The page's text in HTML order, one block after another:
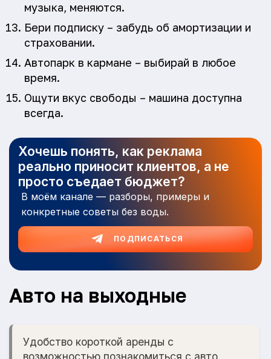
музыка, меняются.
Бери подписку – забудь об амортизации и
страховании.
Автопарк в кармане – выбирай в любое
время.
Ощути вкус свободы – машина доступна
всегда.
Хочешь понять, как реклама
реально приносит клиентов, а не
просто съедает бюджет?
В моём канале — разборы, примеры и
конкретные советы без воды.
ПОДПИСАТЬСЯ
Авто на выходные
Удобство короткой аренды с